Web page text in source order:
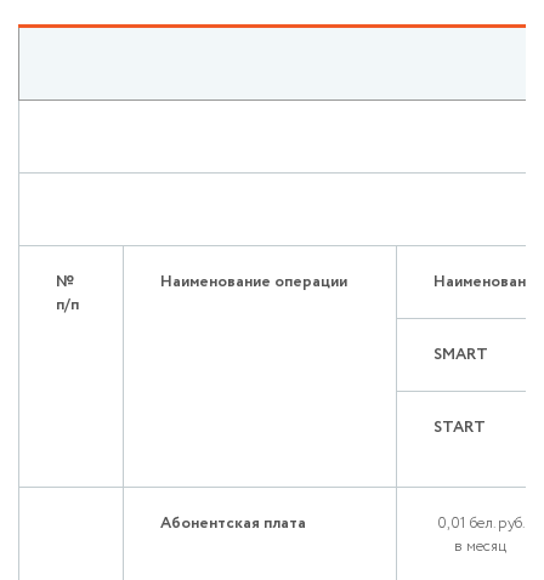
№
п/п
Наименование операции
SMART
START
Абонентская плата
0,01 бел. руб.
в месяц